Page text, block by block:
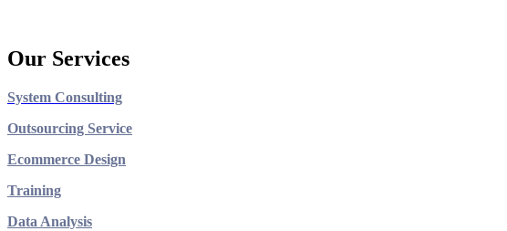
Our Services
System Consulting
Outsourcing Service
Ecommerce Design
Training
Data Analysis